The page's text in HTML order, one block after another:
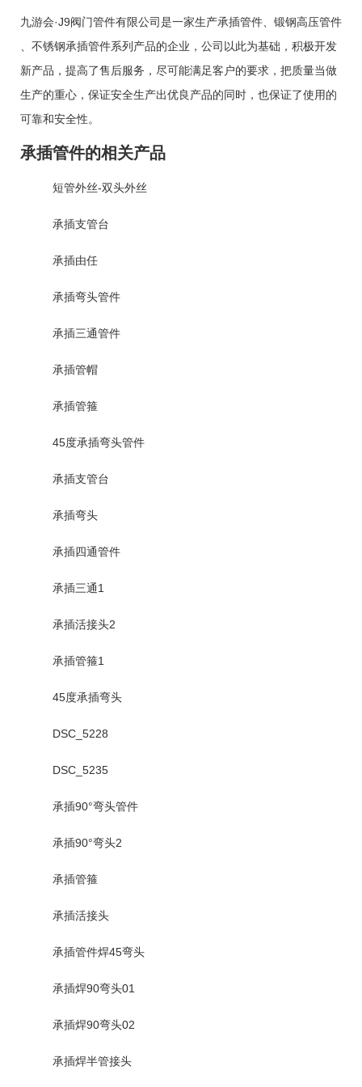
九游会·J9阀门管件有限公司是一家生产承插管件
锻钢高压管件
不锈钢承插管件系列产品的企业，公司以此为基础，积极开发
新产品，提高了售后服务，尽可能满足客户的要求，把质量当做
生产的重心，保证安全生产出优良产品的同时，也保证了使用的
可靠和安全性。
承插管件的相关产品
短管外丝-双头外丝
承插支管台
承插由任
承插弯头管件
承插三通管件
承插管帽
承插管箍
45度承插弯头管件
承插支管台
承插弯头
承插四通管件
承插三通1
承插活接头2
承插管箍1
45度承插弯头
DSC_5228
DSC_5235
承插90°弯头管件
承插90°弯头2
承插管箍
承插活接头
承插管件焊45弯头
承插焊90弯头01
承插焊90弯头02
承插焊半管接头